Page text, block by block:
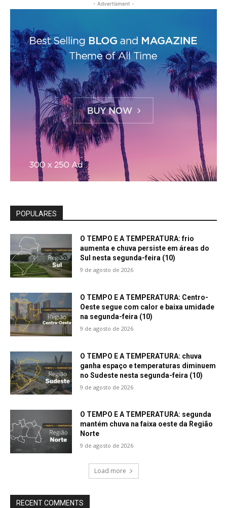
- Advertisment -
POPULARES
O TEMPO E A TEMPERATURA: frio
aumenta e chuva persiste em áreas do
Sul nesta segunda-feira (10)
9 de agosto de 2026
O TEMPO E A TEMPERATURA: Centro-
Oeste segue com calor e baixa umidade
na segunda-feira (10)
9 de agosto de 2026
O TEMPO E A TEMPERATURA: chuva
ganha espaço e temperaturas diminuem
no Sudeste nesta segunda-feira (10)
9 de agosto de 2026
O TEMPO E A TEMPERATURA: segunda
mantém chuva na faixa oeste da Região
Norte
9 de agosto de 2026
Load more
RECENT COMMENTS